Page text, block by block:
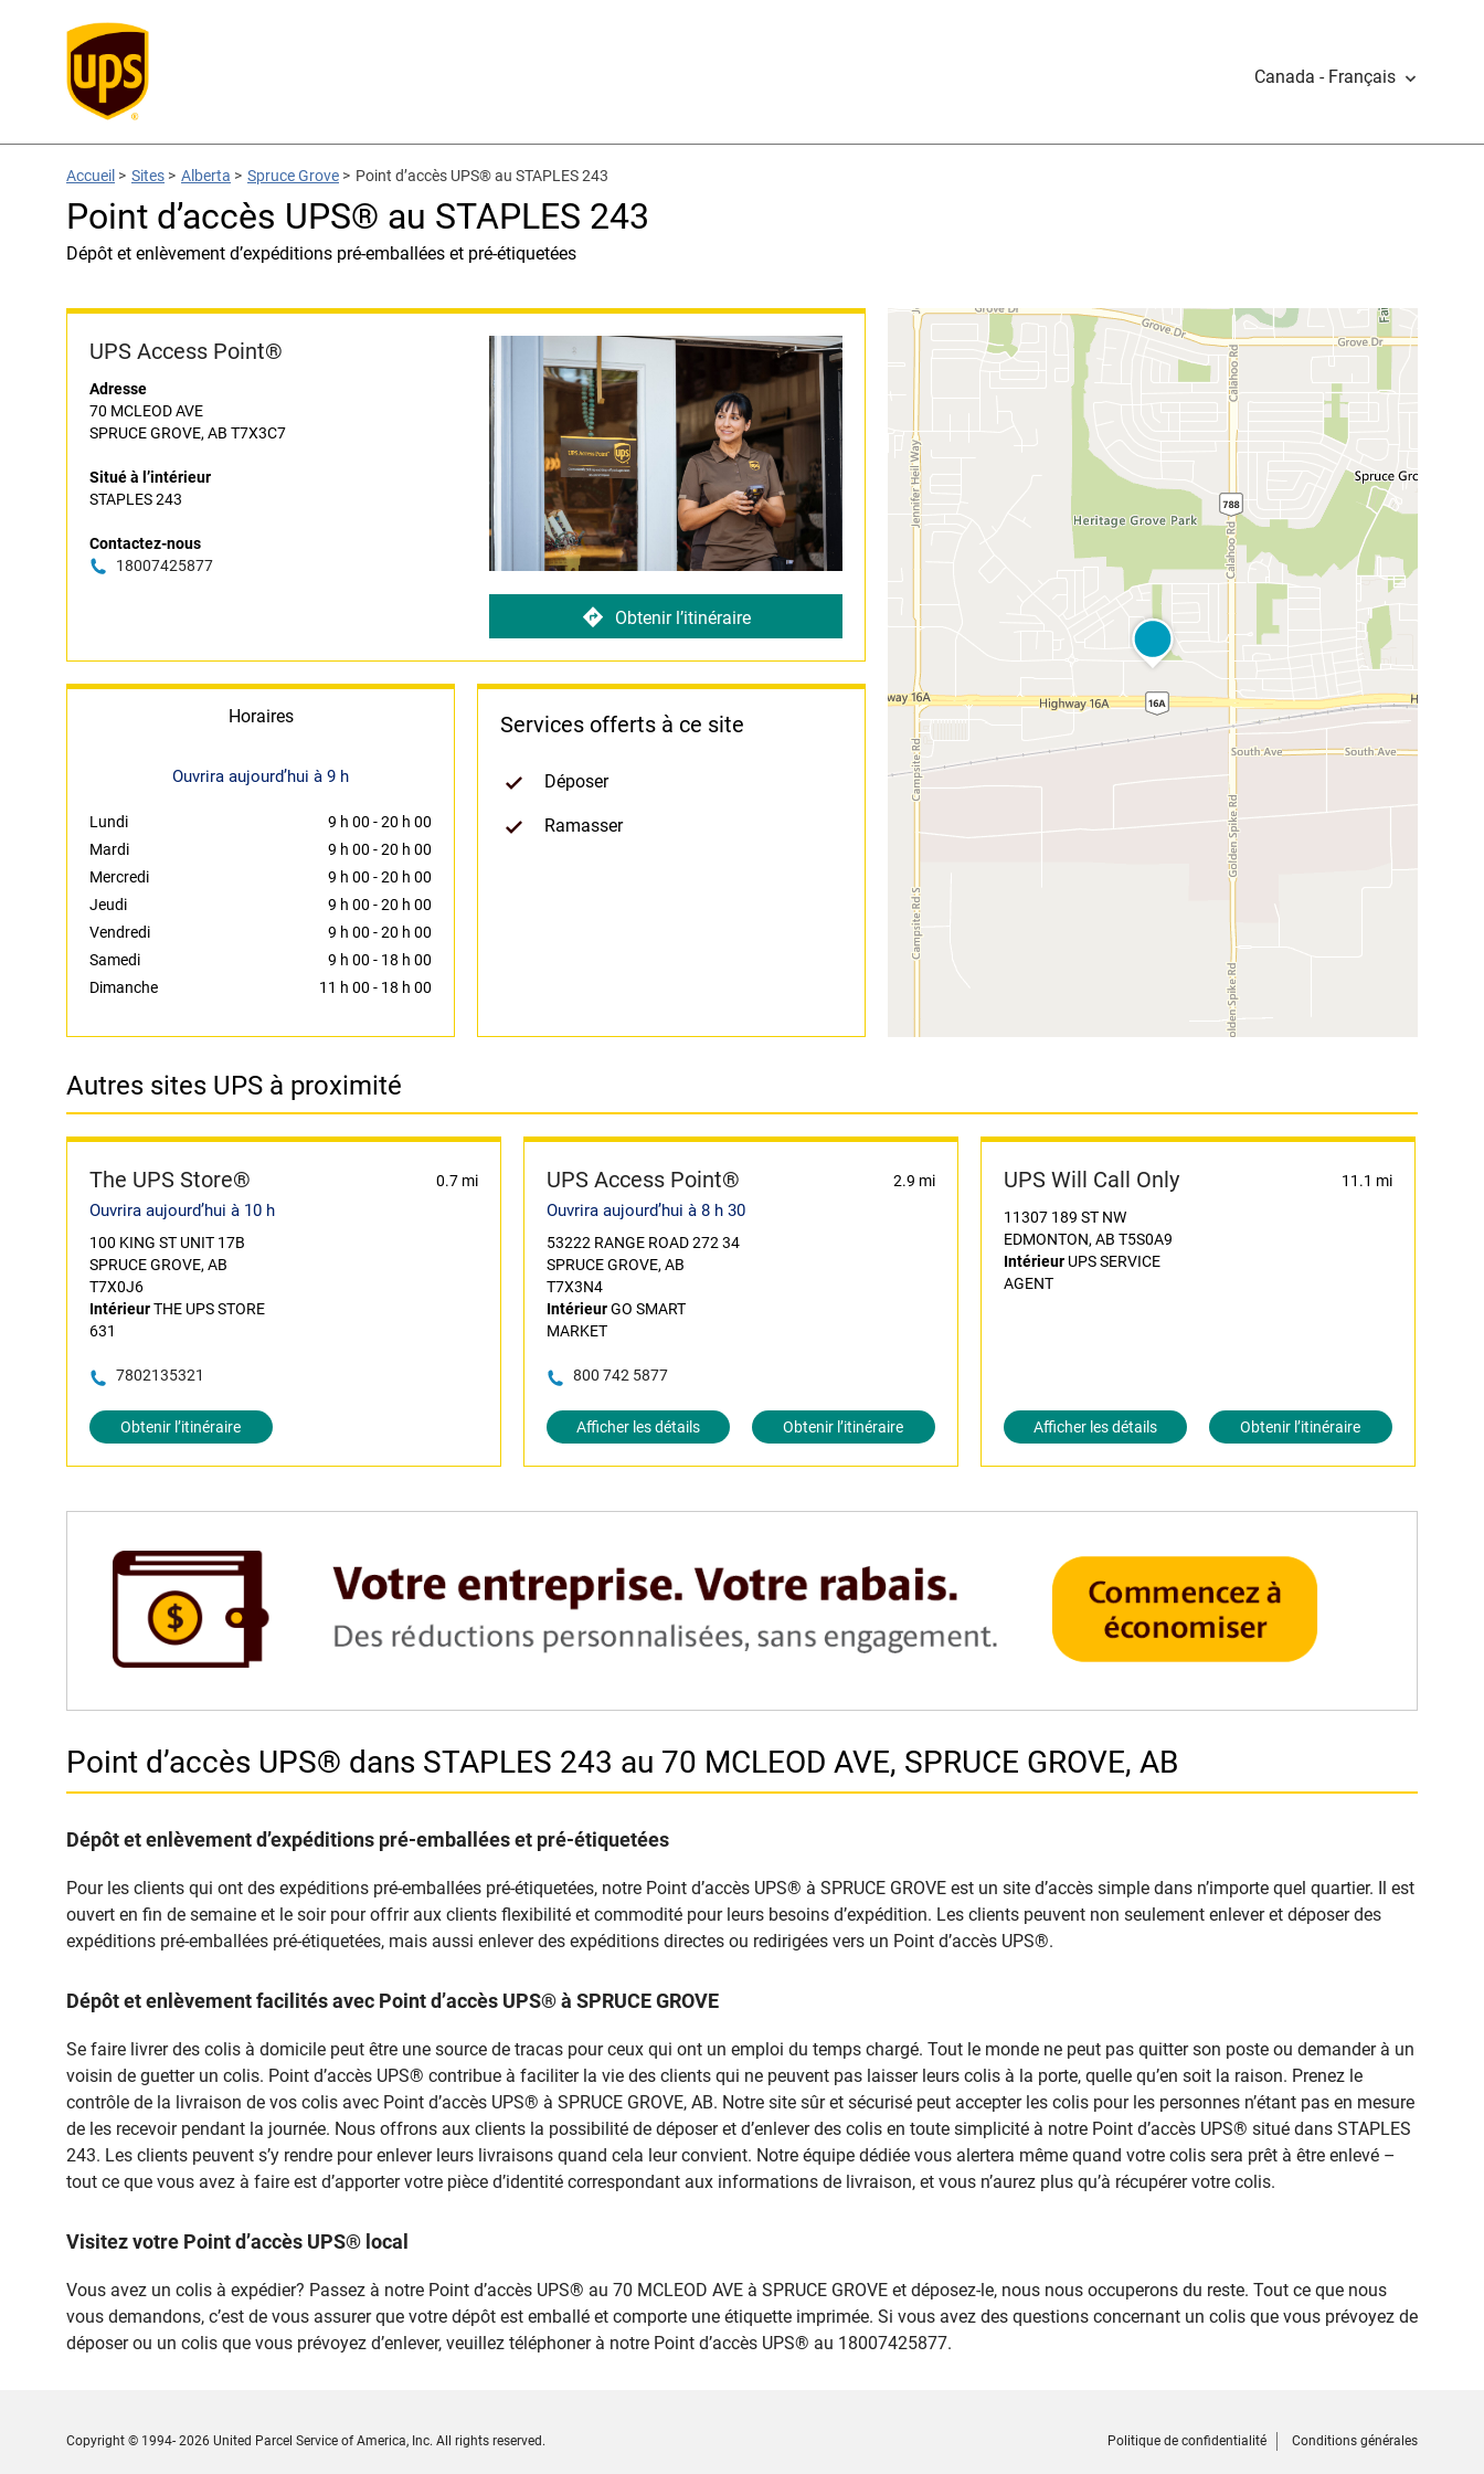
Canada - Français
Accueil > Sites > Alberta > Spruce Grove > Point d’accès UPS® au STAPLES 243
Point d’accès UPS® au STAPLES 243
Dépôt et enlèvement d’expéditions pré-emballées et pré-étiquetées
UPS Access Point®
Adresse
70 MCLEOD AVE
SPRUCE GROVE, AB T7X3C7
Situé à l’intérieur
STAPLES 243
Contactez-nous
18007425877
Obtenir l’itinéraire
Horaires
Ouvrira aujourd’hui à 9 h
Lundi 9 h 00 -20 h 00
Mardi
9 h 00 -20 h 00
Mercredi
9 h 00 -20 h 00
Jeudi
9 h 00 -20 h 00
Vendredi
9 h 00 -20 h 00
Samedi
9 h 00 - 18 h 00
Dimanche
11 h 00 - 18 h 00
Services offerts à ce site
Déposer
Ramasser
Autres sites UPS à proximité
The UPS Store® 0.7 mi
Ouvrira aujourd’hui à 10 h
100 KING ST UNIT 17B
SPRUCE GROVE, AB
T7X0J6
IntérieurTHE UPS STORE
631
7802135321
Obtenir l’itinéraire
UPS Access Point® 2.9 mi
Ouvrira aujourd’hui à 8 h 30
53222 RANGE ROAD 272 34
SPRUCE GROVE, AB
T7X3N4
IntérieurGO SMART
MARKET
800 742 5877
Afficher les détails Obtenir l’itinéraire
UPS Will Call Only 11.1 mi
11307 189 ST NW
EDMONTON, AB T5S0A9
IntérieurUPS SERVICE
AGENT
Afficher les détails Obtenir l’itinéraire
Point d’accès UPS® dans STAPLES 243 au 70 MCLEOD AVE, SPRUCE GROVE, AB
Dépôt et enlèvement d’expéditions pré-emballées et pré-étiquetées
Pour les clients qui ont des expéditions pré-emballées pré-étiquetées, notre Point d’accès UPS® à SPRUCE GROVE est un site d’accès simple dans n’importe quel quartier. Il est
ouvert en fin de semaine et le soir pour offrir aux clients flexibilité et commodité pour leurs besoins d’expédition. Les clients peuvent non seulement enlever et déposer des
expéditions pré-emballées pré-étiquetées, mais aussi enlever des expéditions directes ou redirigées vers un Point d’accès UPS®.
Dépôt et enlèvement facilités avec Point d’accès UPS® à SPRUCE GROVE
Se faire livrer des colis à domicile peut être une source de tracas pour ceux qui ont un emploi du temps chargé. Tout le monde ne peut pas quitter son poste ou demander à un
voisin de guetter un colis. Point d’accès UPS® contribue à faciliter la vie des clients qui ne peuvent pas laisser leurs colis à la porte, quelle qu’en soit la raison. Prenez le
contrôle de la livraison de vos colis avec Point d’accès UPS® à SPRUCE GROVE, AB. Notre site sûr et sécurisé peut accepter les colis pour les personnes n’étant pas en mesure
de les recevoir pendant la journée. Nous offrons aux clients la possibilité de déposer et d’enlever des colis en toute simplicité à notre Point d’accès UPS® situé dans STAPLES
243. Les clients peuvent s’y rendre pour enlever leurs livraisons quand cela leur convient. Notre équipe dédiée vous alertera même quand votre colis sera prêt à être enlevé –
tout ce que vous avez à faire est d’apporter votre pièce d’identité correspondant aux informations de livraison, et vous n’aurez plus qu’à récupérer votre colis.
Visitez votre Point d’accès UPS® local
Vous avez un colis à expédier? Passez à notre Point d’accès UPS® au 70 MCLEOD AVE à SPRUCE GROVE et déposez-le, nous nous occuperons du reste. Tout ce que nous
vous demandons, c’est de vous assurer que votre dépôt est emballé et comporte une étiquette imprimée. Si vous avez des questions concernant un colis que vous prévoyez de
déposer ou un colis que vous prévoyez d’enlever, veuillez téléphoner à notre Point d’accès UPS® au 18007425877.
Politique de confidentialité Conditions générales
Copyright © 1994- 2026 United Parcel Service of America, Inc. All rights reserved.